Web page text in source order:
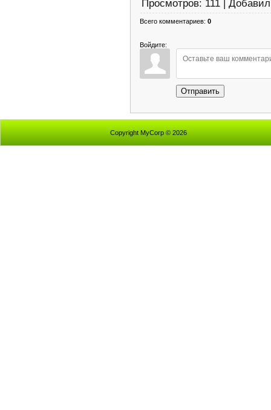
Просмотров: 111 Добавил
Всего комментариев: 0
Войдите:
Отправить
Copyright MyCorp © 2026